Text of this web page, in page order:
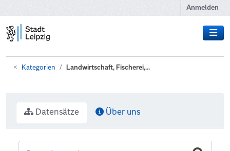
Anmelden
Kategorien Landwirtschaft, Fischerei,...
Datensätze Über uns